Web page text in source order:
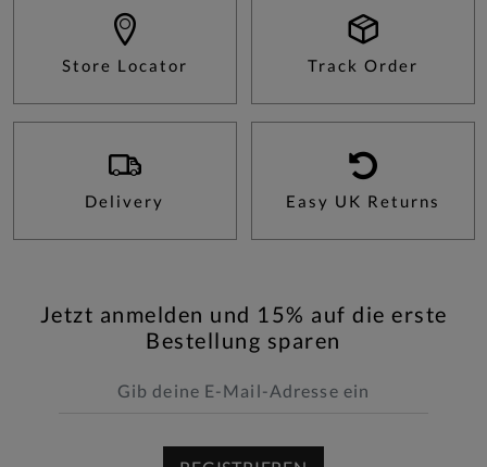
Store Locator Track Order
Delivery Easy UK Returns
Jetzt anmelden und 15% auf die erste
Bestellung sparen